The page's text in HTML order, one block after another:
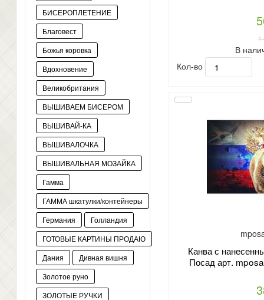
БИСЕРОПЛЕТЕНИЕ
Благовест
Божья коровка
Вдохновение
Великобритания
ВЫШИВАЕМ БИСЕРОМ
ВЫШИВАЙ-КА
ВЫШИВАЛОЧКА
ВЫШИВАЛЬНАЯ МОЗАЙКА
Гамма
ГАММА шкатулки/контейнеры
Германия
Голландия
ГОТОВЫЕ КАРТИНЫ ПРОДАЮ
Дания
Дивная вишня
Золотое руно
ЗОЛОТЫЕ РУЧКИ
1
В
Кол-во
Канва с
Посад арт.